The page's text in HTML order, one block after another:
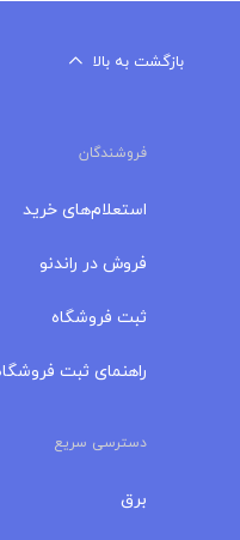
بازگشت به بالا
فروشندگان
استعلام‌های خرید
فروش در راندنو
ثبت فروشگاه
راهنمای ثبت
دسترسی سریع
برق